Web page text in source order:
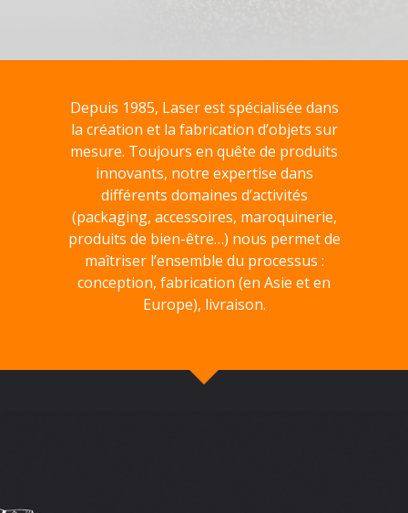
Depuis 1985, Laser est spécialisée dans
la création et la fabrication d’objets sur
mesure. Toujours en quête de produits
innovants, notre expertise dans
différents domaines d’activités
(packaging, accessoires, maroquinerie,
produits de bien-être…) nous permet de
maîtriser l’ensemble du processus :
conception, fabrication (en Asie et en
Europe), livraison.